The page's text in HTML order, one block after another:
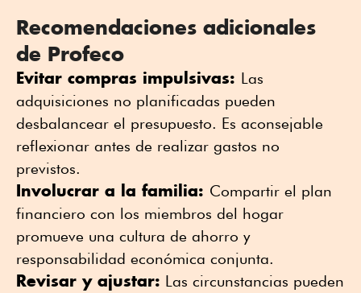
Recomendaciones adicionales
de Profeco
Evitar compras impulsivas: Las
adquisiciones no planificadas pueden
desbalancear el presupuesto. Es aconsejable
reflexionar antes de realizar gastos no
previstos.
Involucrar a la familia: Compartir el plan
financiero con los miembros del hogar
promueve una cultura de ahorro y
responsabilidad económica conjunta.
Revisar y ajustar: Las circunstancias pueden